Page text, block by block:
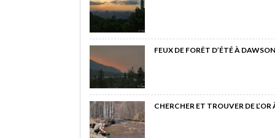
FEUX DE FORÊT D’ÉTÉ À
CHERCHER ET TROUVER DE